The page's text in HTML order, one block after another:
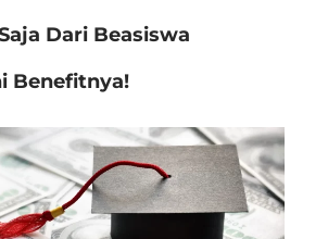
Dari Beasiswa
Benefitnya!